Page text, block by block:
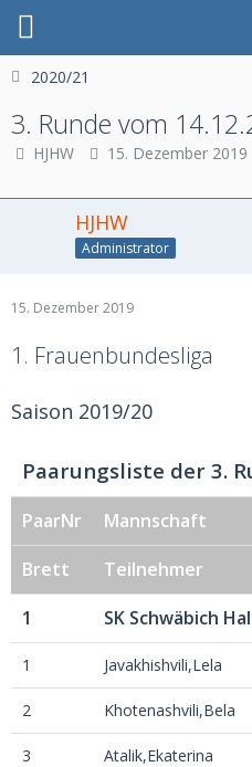
2020/21
3. Runde vom
HJHW 15. Dezember 2019
HJHW
Administrator
15. Dezember 2019
1. Frauenbundesliga
Saison 2019/20
Paarungsliste der 3.
PaarNr Mannschaft
Brett
Teilnehmer
1
SK Schwäbich
1 Javakhishvili,Lela
2 Khotenashvili,Bela
3 Atalik,Ekaterina